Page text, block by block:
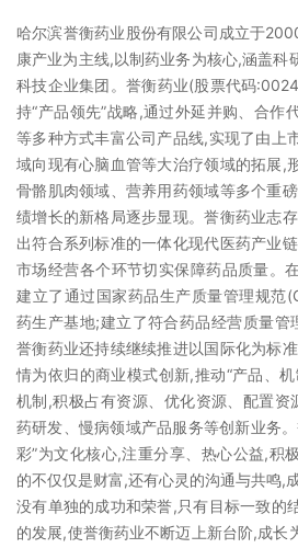
哈尔滨誉衡药业股份有限公司成立于
康产业为主线,以制药业务为核心,涵盖科
科技企业集团。誉衡药业(股票代码
持“产品领先”战略,通过外延并购、合作
等多种方式丰富公司产品线,实现了由上
域向现有心脑血管等大治疗领域的拓展,
骨骼肌肉领域、营养用药领域等多个重
绩增长的新格局逐步显现。誉衡药业志
出符合系列标准的一体化现代医药产业
市场经营各个环节切实保障药品质量。
建立了通过国家药品生产质量管理规范
药生产基地;建立了符合药品经营质量管
誉衡药业还持续继续推进以国际化为标
情为依归的商业模式创新,推动“产品、
机制,积极占有资源、优化资源、配置资
药研发、慢病领域产品服务等创新业务
彩”为文化核心,注重分享、热心公益,积
的不仅仅是财富,还有心灵的沟通与共鸣,
没有单独的成功和荣誉,只有目标一致的
的发展,使誉衡药业不断迈上新台阶,成长